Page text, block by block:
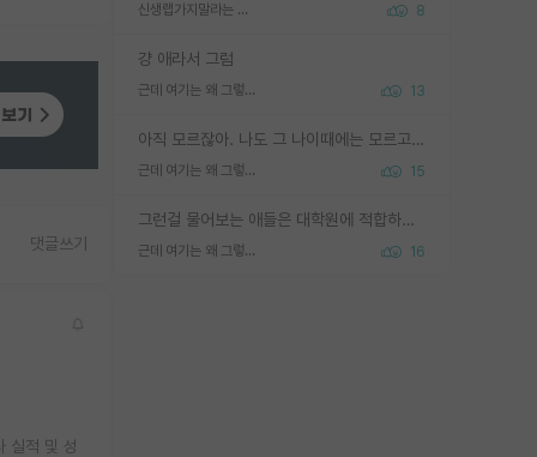
신생랩가지말라는 이유가 있었구나 8
걍 애라서 그럼
근데 여기는 왜 그렇게 SPK를 물어보는거임? 13
아직 모르잖아. 나도 그 나이때에는 모르고 평가 받고 안심하고 싶었어.
근데 여기는 왜 그렇게 SPK를 물어보는거임? 15
그런걸 물어보는 애들은 대학원에 적합하지 않다
근데 여기는 왜 그렇게 SPK를 물어보는거임? 16
댓글쓰기
실적 및 성